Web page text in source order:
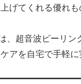
げてくれる優れも
、超音波ピーリ
アを自宅で手軽に